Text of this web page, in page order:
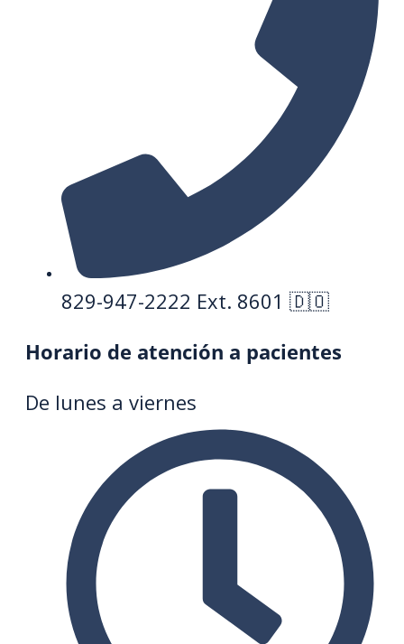
829-947-2222 Ext. 8601 🇩🇴
Horario de atención a pacientes
De lunes a viernes